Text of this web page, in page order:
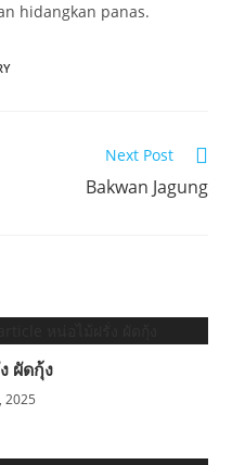
hidangkan panas.
Next Post
Bakwan Jagung
ผัดกุ้ง
2025